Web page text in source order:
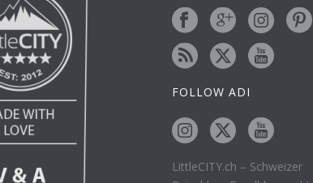
FOLLOW ADI
LittleCITY.ch – Schweizer